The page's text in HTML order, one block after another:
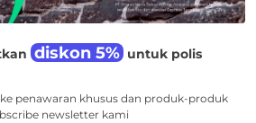
diskon 5% untuk polis
penawaran khusus dan produk-produk
newsletter kami